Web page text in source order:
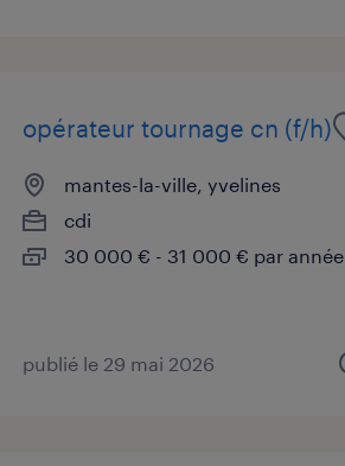
opérateur tournage cn (f/h)
mantes-la-ville, yvelines
cdi
30 000 € - 31 000 € par année
publié le 29 mai 2026